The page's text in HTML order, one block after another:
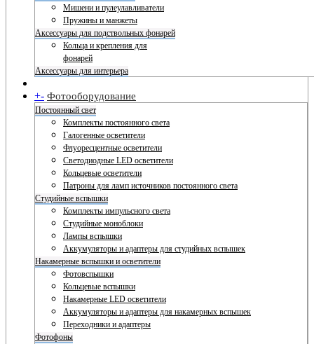
Мишени и пулеулавливатели
Пружины и манжеты
Аксессуары для подствольных фонарей
Кольца и крепления для
фонарей
Аксессуары для интерьера
+- Фотооборудование
Постоянный свет
Комплекты постоянного света
Галогенные осветители
Флуоресцентные осветители
Светодиодные LED осветители
Кольцевые осветители
Патроны для ламп источников постоянного света
Студийные вспышки
Комплекты импульсного света
Студийные моноблоки
Лампы вспышки
Аккумуляторы и адаптеры для студийных вспышек
Накамерные вспышки и осветители
Фотовспышки
Кольцевые вспышки
Накамерные LED осветители
Аккумуляторы и адаптеры для накамерных вспышек
Переходники и адаптеры
Фотофоны